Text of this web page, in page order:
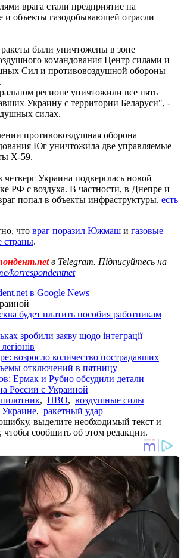
врага стали предприятие на
и объекты газодобывающей отрасли
были уничтожены в зоне
командования Центр силами и
Сил и противовоздушной обороны
регионе уничтожили все пять
Украину с территории Беларуси", -
силах.
противовоздушная оборона
Юг уничтожила две управляемые
Х-59.
Украина подверглась новой
РФ с воздуха. В частности, в Днепре и
попал в объекты инфраструктуры, есть
что враг поразил Южмаш и газовые
страны.
в Telegram. Підписуйтесь на
korrespondentnet
в Google News
будет платить пособия работникам
зробили заяву щодо інтеграції
возросло количество пострадавших
отключений в пятницу
Ермак и Рубио обсудили детали
России с Украиной
, ПВО, воздушные силы
, ракетный удар
выделите необходимый текст и
сообщить об этом редакции.